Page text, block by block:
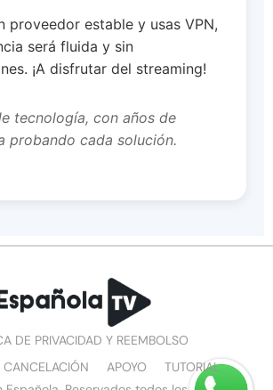
proveedor estable y usas VPN,
será fluida y sin
¡A disfrutar del streaming!
tecnología, con años de
probando cada solución.
DE PRIVACIDAD Y REEMBOLSO
CANCELACIÓN
APOYO
TUTORIAL